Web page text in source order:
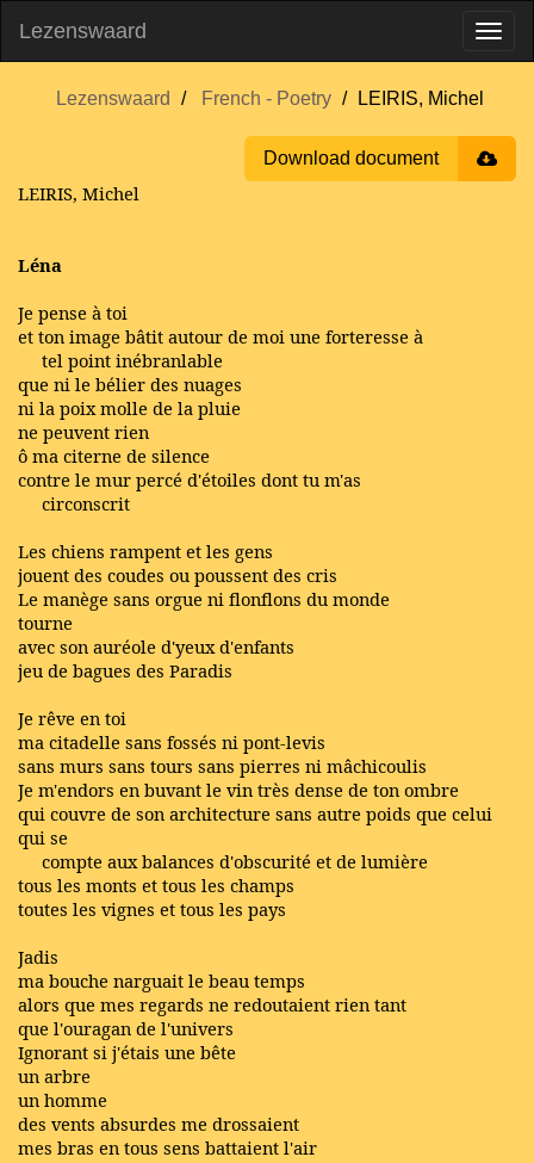
Lezenswaard
Lezenswaard French - Poetry LEIRIS, Michel
Download document
LEIRIS, Michel
Léna
Je pense à toi
et ton image bâtit autour de moi une forteresse à
tel point inébranlable
que ni le bélier des nuages
ni la poix molle de la pluie
ne peuvent rien
ô ma citerne de silence
contre le mur percé d'étoiles dont tu m'as
circonscrit
Les chiens rampent et les gens
jouent des coudes ou poussent des cris
Le manège sans orgue ni flonflons du monde
tourne
avec son auréole d'yeux d'enfants
jeu de bagues des Paradis
Je rêve en toi
ma citadelle sans fossés ni pont-levis
sans murs sans tours sans pierres ni mâchicoulis
Je m'endors en buvant le vin très dense de ton ombre
qui couvre de son architecture sans autre poids que celui
qui se
compte aux balances d'obscurité et de lumière
tous les monts et tous les champs
toutes les vignes et tous les pays
Jadis
ma bouche narguait le beau temps
alors que mes regards ne redoutaient rien tant
que l'ouragan de l'univers
Ignorant si j'étais une bête
un arbre
un homme
des vents absurdes me drossaient
mes bras en tous sens battaient l'air